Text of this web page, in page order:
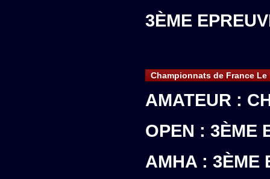
3ÈME
Championnats de France
AMATEUR :
OPEN : 3ÈME
AMHA : 3ÈME